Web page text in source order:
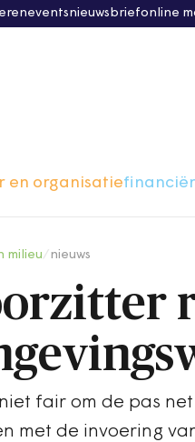
eventsnieuwsbriefonline
en organisatie
milieu nieuws
fair om de pas
met de invoering